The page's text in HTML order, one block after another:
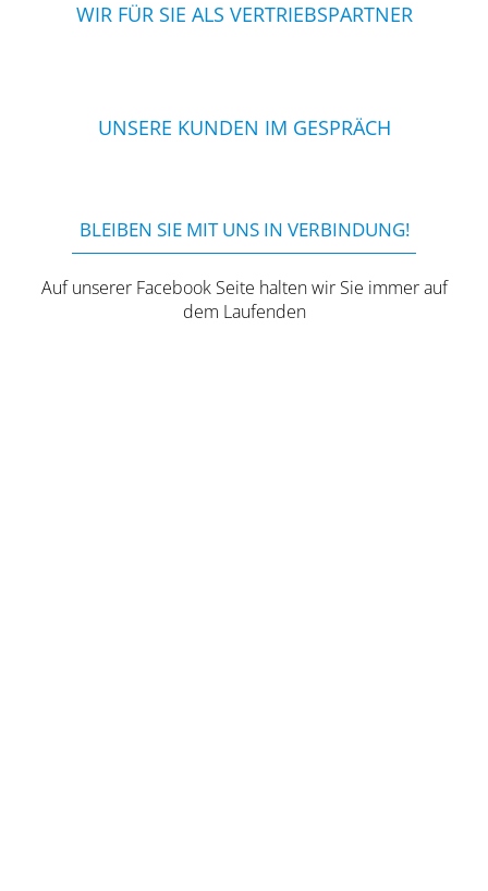
WIR FÜR SIE ALS VERTRIEBSPARTNER
UNSERE KUNDEN IM GESPRÄCH
BLEIBEN SIE MIT UNS IN VERBINDUNG!
Auf unserer Facebook Seite halten wir Sie immer auf
dem Laufenden